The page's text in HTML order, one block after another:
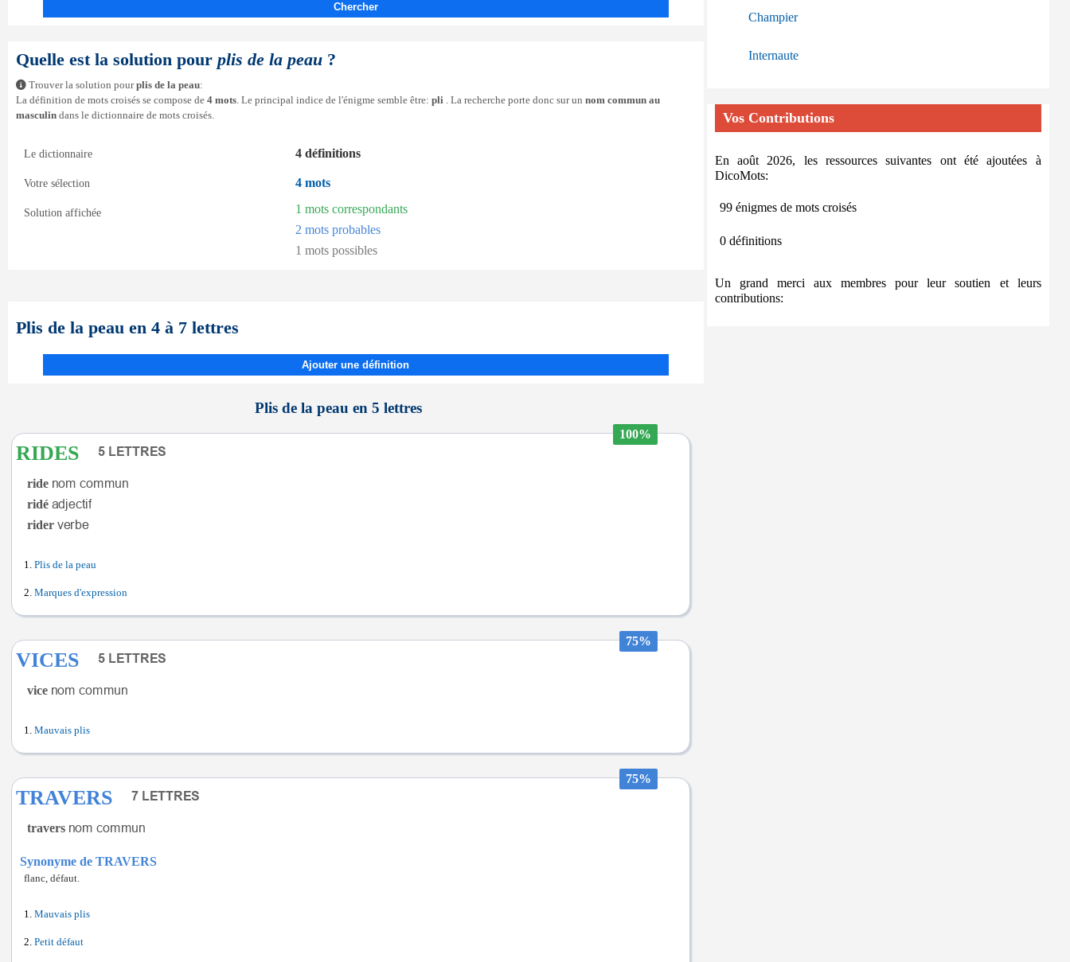
Chercher
Quelle est la solution pour plis de la peau ?
Trouver la solution pourplis de la peau:
La définition de mots croisés se compose de 4 mots. Le principal indice de l'énigme semble être: pli . La recherche porte donc sur un nom commun au
masculin dans le dictionnaire de mots croisés.
Le dictionnaire 4 définitions
Votre sélection 4 mots
Solution affichée
1 mots correspondants
2 mots probables
1 mots possibles
Plis de la peau en 4 à 7 lettres
Ajouter une définition
Plis de la peau en 5 lettres
100%
RIDES
ride
ridé
rider
Plis de la peau
Marques d'expression
75%
VICES
vice
Mauvais plis
75%
TRAVERS
travers
Synonyme de TRAVERS
flanc, défaut.
Mauvais plis
Petit défaut
Champier
Internaute
Vos Contributions
En août 2026, les ressources suivantes ont été ajoutées à
DicoMots:
99 énigmes de mots croisés
0 définitions
Un grand merci aux membres pour leur soutien et leurs
contributions: